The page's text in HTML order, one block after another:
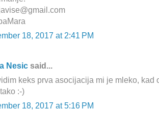
18, 2017 at 2:41 PM
Nesic said...
keks prva asocijacija mi je mleko, kad
:-)
18, 2017 at 5:16 PM